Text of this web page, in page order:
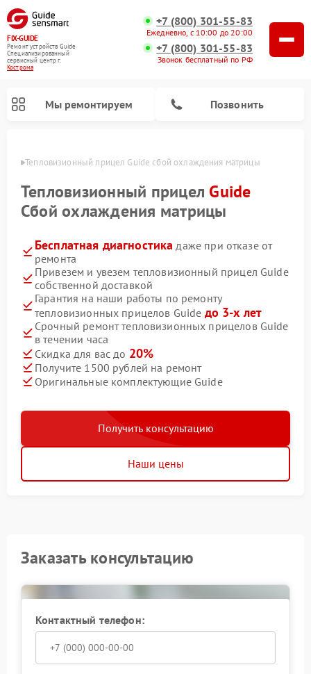
FIX-GUIDE
Ремонт устройств Guide
Специализированный
cервисный центр г.
Кострома
+7 (800) 301-55-83
Ежедневно, с 10:00 до 20:00
+7 (800) 301-55-83
Звонок бесплатный по РФ
Мы ремонтируем Позвонить
Тепловизионный прицел Guide сбой охлаждения матрицы
Тепловизионный прицел Guide
Сбой охлаждения матрицы
Бесплатная диагностика даже при отказе от
ремонта
Привезем и увезем тепловизионный прицел Guide
собственной доставкой
Гарантия на наши работы по ремонту
тепловизионных прицелов Guide до 3-х лет
Срочный ремонт тепловизионных прицелов Guide
в течении часа
Скидка для вас до 20%
Получите 1500 рублей на ремонт
Оригинальные комплектующие Guide
Получить консультацию
Наши цены
Заказать консультацию
Контактный телефон: